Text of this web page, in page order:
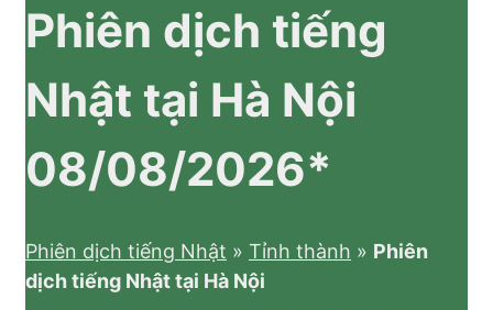
Phiên dịch tiếng
Nhật tại Hà Nội
08/08/2026*
Phiên dịch tiếng Nhật » Tỉnh thành » Phiên
dịch tiếng Nhật tại Hà Nội